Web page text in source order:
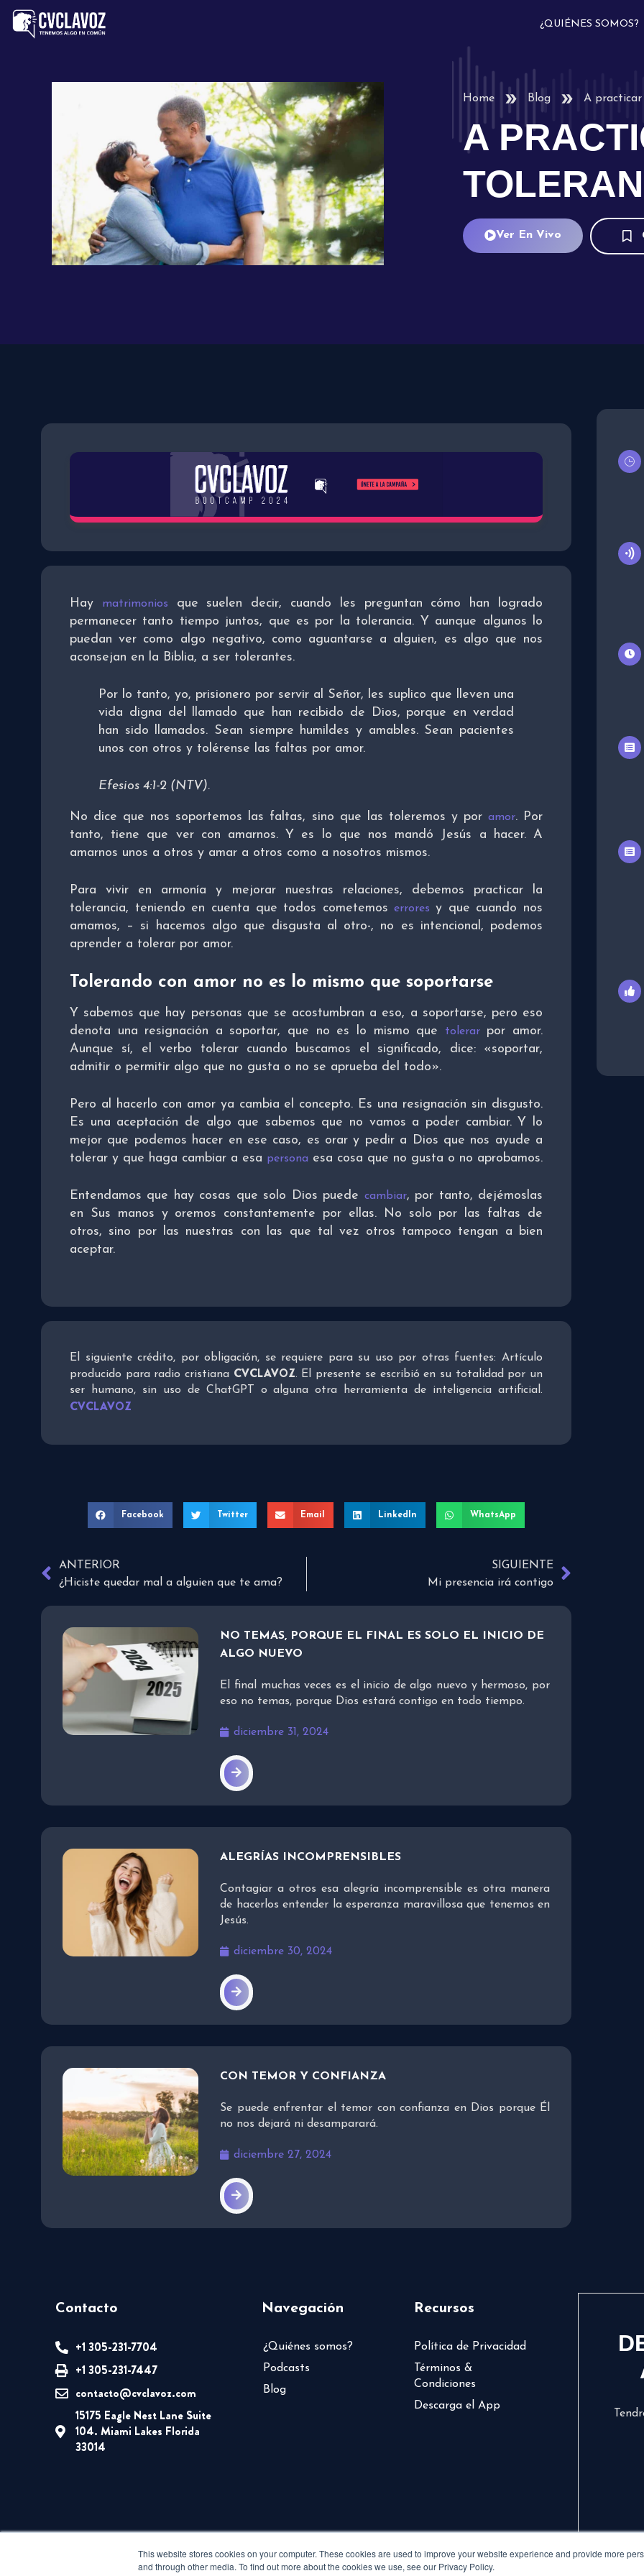
This website stores cookies on your computer. These cookies are used to improve your website experience and provide more
and through other media. To find out more about the cookies we use, see our Privacy Policy.
¿QUIÉNES SOMOS?
Home Blog A
A
Ver En Vivo
Hay matrimonios
que suelen decir, cuando les preguntan cómo han logrado
permanecer tanto tiempo juntos, que es por la tolerancia. Y aunque algunos lo
puedan ver como algo negativo, como aguantarse a alguien, es algo que nos
aconsejan en la Biblia, a ser tolerantes.
Por lo tanto, yo, prisionero por servir al Señor, les suplico que lleven una
vida digna del llamado que han recibido de Dios, porque en verdad
han sido llamados. Sean siempre humildes y amables. Sean pacientes
unos con otros y tolérense las faltas por amor.
Efesios 4:1-2 (NTV).
No dice que nos soportemos las faltas, sino que las toleremos y por amor. Por
tanto, tiene que ver con amarnos. Y es lo que nos mandó Jesús a hacer. A
amarnos unos a otros y amar a otros como a nosotros mismos.
Para vivir en armonía y mejorar nuestras relaciones, debemos practicar la
tolerancia, teniendo en cuenta que todos cometemoserroresy que cuando nos
amamos, – si hacemos algo que disgusta al otro-, no es intencional, podemos
aprender a tolerar por amor.
Tolerando con amor no es lo mismo que soportarse
Y sabemos que hay personas que se acostumbran a eso, a soportarse, pero eso
denota una resignación a soportar, que no es lo mismo que
tolerarpor amor.
Aunque sí, el verbo tolerar cuando buscamos el significado, dice: «soportar,
admitir o permitir algo que no gusta o no se aprueba del todo».
Pero al hacerlo con amor ya cambia el concepto. Es una resignación sin disgusto.
Es una aceptación de algo que sabemos que no vamos a poder cambiar. Y lo
mejor que podemos hacer en ese caso, es orar y pedir a Dios que nos ayude a
tolerar y que haga cambiar a esa persona esa cosa que no gusta o no aprobamos.
Entendamos que hay cosas que solo Dios puede cambiar, por tanto, dejémoslas
en Sus manos y oremos constantemente por ellas. No solo por las faltas de
otros, sino por las nuestras con las que tal vez otros tampoco tengan a bien
aceptar.
El siguiente crédito, por obligación, se requiere para su uso por otras fuentes: Artículo
producido para radio cristiana CVCLAVOZ. El presente se escribió en su totalidad por un
ser humano, sin uso de ChatGPT o alguna otra herramienta de inteligencia artificial.
CVCLAVOZ
Facebook Twitter Email LinkedIn WhatsApp
ANTERIOR
¿Hiciste quedar mal a alguien que te ama?
SIGUIENTE
Mi presencia irá contigo
NO TEMAS, PORQUE EL FINAL ES SOLO EL INICIO DE
ALGO NUEVO
El final muchas veces es el inicio de algo nuevo y hermoso, por
eso no temas, porque Dios estará contigo en todo tiempo.
diciembre 31, 2024
ALEGRÍAS INCOMPRENSIBLES
Contagiar a otros esa alegría incomprensible es otra manera
de hacerlos entender la esperanza maravillosa que tenemos en
Jesús.
diciembre 30, 2024
CON TEMOR Y CONFIANZA
Se puede enfrentar el temor con confianza en Dios porque Él
no nos dejará ni desamparará.
diciembre 27, 2024
Contacto
+1 305-231-7704
+1 305-231-7447
contacto@cvclavoz.com
15175 Eagle Nest Lane Suite
104. Miami Lakes Florida
33014
Navegación
¿Quiénes somos?
Podcasts
Blog
Recursos
Política de Privacidad
Términos &
Condiciones
Descarga el App